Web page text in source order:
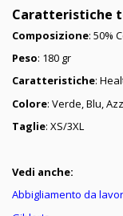
Caratteristiche
Composizione: 50%
Peso: 180 gr
Caratteristiche:
Colore: Verde, Blu,
Taglie: XS/3XL
Vedi anche:
Abbigliamento da